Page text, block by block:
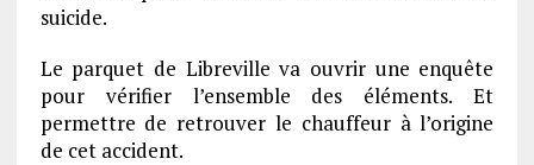
suicide.
Le parquet de Libreville va ouvrir une enquête
pour vérifier l’ensemble des éléments. Et
permettre de retrouver le chauffeur à l’origine
de cet accident.